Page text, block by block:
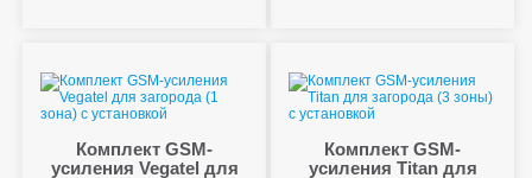
Комплект GSM-
усиления Vegatel для
Комплект GSM-
усиления Titan для